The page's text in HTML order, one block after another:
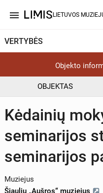
menu LIETUVOS
VERTYBĖS
Objekto
OBJEKTAS
Kėdainių
seminarijos
seminarijos
Muziejus
Šiaulių „Aušros“ muziejus